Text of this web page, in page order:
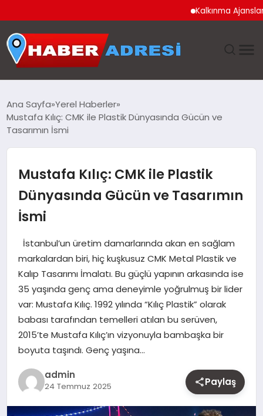
Kalkınma Ajansları
GÜNDEM
TEKNOLOJI
EĞITIM
MAGAZIN
YAŞAM
OTOMOBIL
Ana Sayfa Yerel Haberler
Mustafa Kılıç: CMK ile Plastik Dünyasında Gücün ve
Tasarımın İsmi
Mustafa Kılıç: CMK ile Plastik
Dünyasında Gücün ve Tasarımın
İsmi
İstanbul’un üretim damarlarında akan en sağlam
markalardan biri, hiç kuşkusuz CMK Metal Plastik ve
Kalıp Tasarımı İmalatı. Bu güçlü yapının arkasında ise
35 yaşında genç ama deneyimle yoğrulmuş bir lider
var: Mustafa Kılıç. 1992 yılında “Kılıç Plastik” olarak
babası tarafından temelleri atılan bu serüven,
2015’te Mustafa Kılıç’ın vizyonuyla bambaşka bir
boyuta taşındı. Genç yaşına…
admin
24 Temmuz 2025 Paylaş